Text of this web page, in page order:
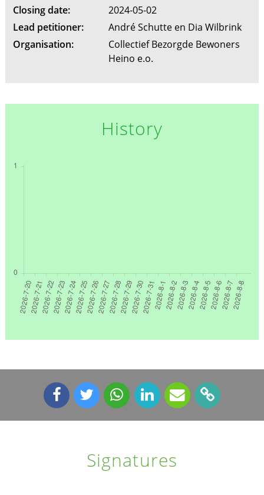
Closing date:
2024-05-02
Lead petitioner:
André Schutte en Dia Wilbrink
Organisation:
Collectief Bezorgde Bewoners
Heino e.o.
History
Signatures